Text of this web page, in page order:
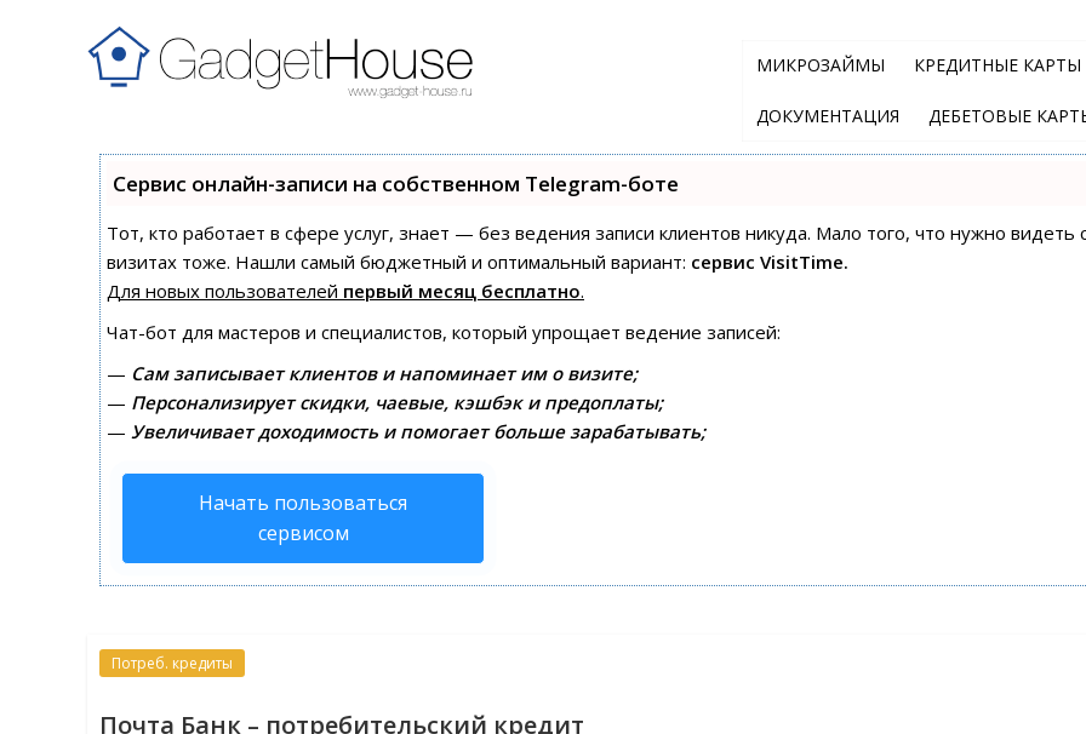
МИКРОЗАЙМЫ КРЕДИТНЫЕ КАРТЫ
ДОКУМЕНТАЦИЯ ДЕБЕТОВЫЕ
Сервис онлайн-записи на собственном Telegram-боте
Тот, кто работает в сфере услуг, знает — без ведения записи клиентов никуда. Мало того, что нужно
визитах тоже. Нашли самый бюджетный и оптимальный вариант: сервис VisitTime.
Для новых пользователей первый месяц бесплатно.
Чат-бот для мастеров и специалистов, который упрощает ведение записей:
— Сам записывает клиентов и напоминает им о визите;
— Персонализирует скидки, чаевые, кэшбэк и предоплаты;
— Увеличивает доходимость и помогает больше зарабатывать;
Начать пользоваться
сервисом
Потреб. кредиты
Почта Банк – потребительский кредит